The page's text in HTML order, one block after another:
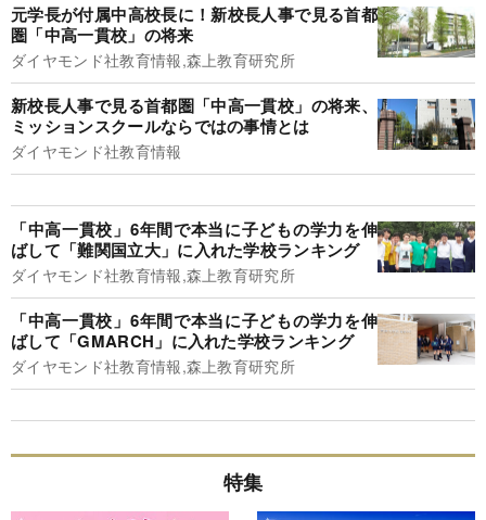
元学長が付属中高校長に！新校長人事で見る首都
圏「中高一貫校」の将来
ダイヤモンド社教育情報,森上教育研究所
新校長人事で見る首都圏「中高一貫校」の将来、
ミッションスクールならではの事情とは
ダイヤモンド社教育情報
「中高一貫校」6年間で本当に子どもの学力を伸
ばして「難関国立大」に入れた学校ランキング
ダイヤモンド社教育情報,森上教育研究所
「中高一貫校」6年間で本当に子どもの学力を伸
ばして「GMARCH」に入れた学校ランキング
ダイヤモンド社教育情報,森上教育研究所
特集